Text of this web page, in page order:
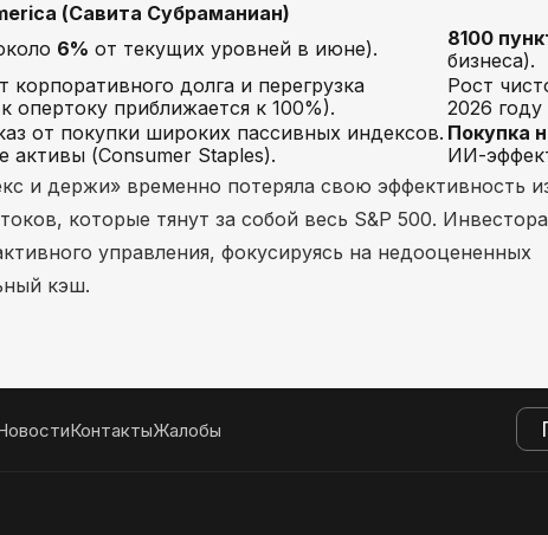
(Савита Субраманиан)
6% от текущих уровней в июне). 8100
бизнеса).
долга и перегрузка
опертоку приближается к 100%).
Рост
2026
от покупки широких пассивных индексов.
активы (Consumer Staples).
Покупка
ИИ-
и держи» временно потеряла свою эффективность
которые тянут за собой весь S&P 500.
управления, фокусируясь на недооцененных
кэш.
КонтактыЖалобы